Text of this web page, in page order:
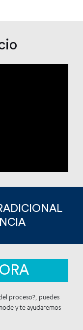
proceso?, puedes
y te ayudaremos